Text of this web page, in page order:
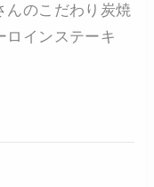
のこだわり炭焼
ロインステーキ